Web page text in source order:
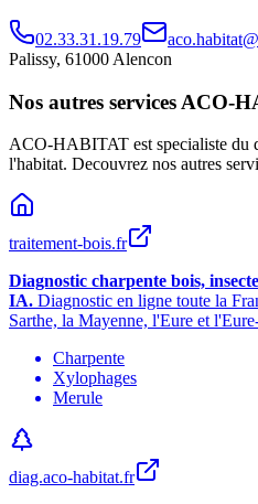
02.33.31.19.79
Palissy, 61000 Alencon
Nos autres services ACO-
ACO-HABITAT est specialiste du
l'habitat. Decouvrez nos autres
traitement-bois.fr
Diagnostic charpente bois,
IA. Diagnostic en ligne toute la
Sarthe, la Mayenne, l'Eure et l'
Charpente
Xylophages
Merule
diag.aco-habitat.fr